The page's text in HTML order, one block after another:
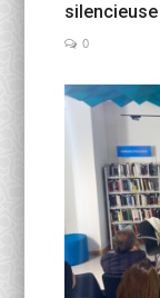
silencieuse
0